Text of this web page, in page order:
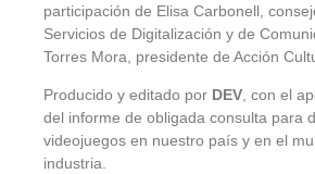
participación de Elisa Carbonell,
Servicios de Digitalización y de
Torres Mora, presidente de Acción
Producido y editado por DEV , con el
del informe de obligada consulta para
videojuegos en nuestro país y en el
industria.